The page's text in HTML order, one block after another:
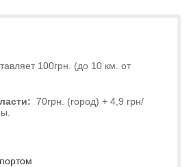
100грн. (до 10 км. от
70грн. (город) + 4,9 грн/